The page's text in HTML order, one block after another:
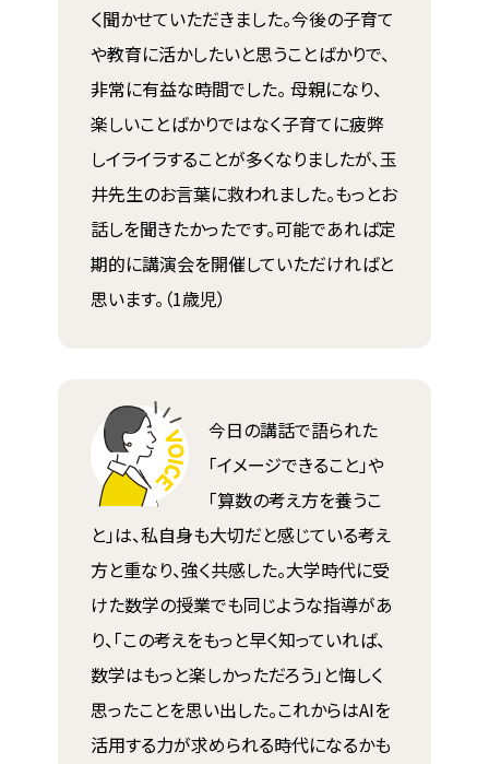
く聞かせていただきました。今後の子育て
や教育に活かしたいと思うことばかりで、
非常に有益な時間でした。 母親になり、
楽しいことばかりではなく子育てに疲弊
しイライラすることが多くなりましたが、玉
井先生のお言葉に救われました。もっとお
話しを聞きたかったです。可能であれば定
期的に講演会を開催していただければと
思います。（1歳児）
今日の講話で語られた
「イメージできること」や
「算数の考え方を養うこ
と」は、私自身も大切だと感じている考え
方と重なり、強く共感した。大学時代に受
けた数学の授業でも同じような指導があ
り、「この考えをもっと早く知っていれば、
数学はもっと楽しかっただろう」と悔しく
思ったことを思い出した。これからはAIを
活用する力が求められる時代になるかも